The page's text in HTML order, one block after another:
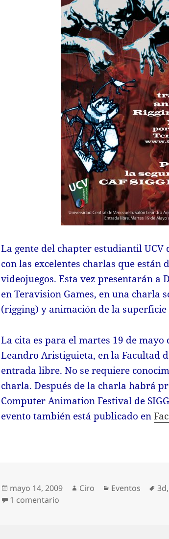
La gente del chapter estudiantil UCV
con las excelentes charlas que están
videojuegos. Esta vez presentarán
en Teravision Games, en una charla
(rigging) y animación de la
La cita es para el martes 19 de mayo
Leandro Aristiguieta, en la Facultad
entrada libre. No se requiere
charla. Después de la charla habrá
Computer Animation Festival de
evento también está publicado en
Publicado
el
mayo 14, 2009 Autor
Ciro Categorías
Eventos 3d
1 comentario